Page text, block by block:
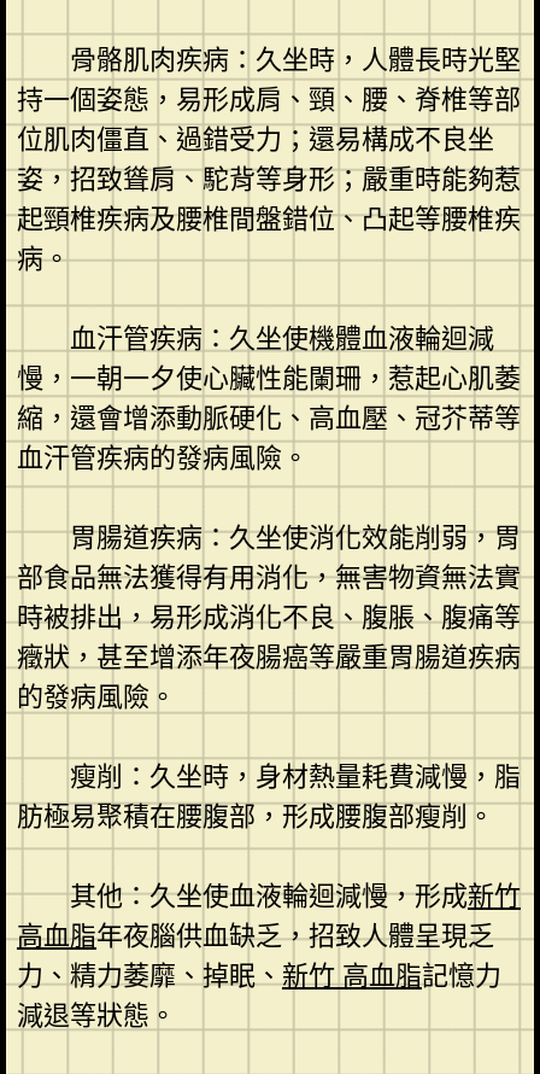
骨骼肌肉疾病：久坐時，人體長時光堅
持一個姿態，易形成肩、頸、腰、脊椎等部
位肌肉僵直、過錯受力；還易構成不良坐
姿，招致聳肩、駝背等身形；嚴重時能夠惹
起頸椎疾病及腰椎間盤錯位、凸起等腰椎疾
病。
血汗管疾病：久坐使機體血液輪迴減
慢，一朝一夕使心臟性能闌珊，惹起心肌萎
縮，還會增添動脈硬化、高血壓、冠芥蒂等
血汗管疾病的發病風險。
胃腸道疾病：久坐使消化效能削弱，胃
部食品無法獲得有用消化，無害物資無法實
時被排出，易形成消化不良、腹脹、腹痛等
癥狀，甚至增添年夜腸癌等嚴重胃腸道疾病
的發病風險。
瘦削：久坐時，身材熱量耗費減慢，脂
肪極易聚積在腰腹部，形成腰腹部瘦削。
其他：久坐使血液輪迴減慢，形成新竹
高血脂年夜腦供血缺乏，招致人體呈現乏
力、精力萎靡、掉眠、新竹 高血脂記憶力
減退等狀態。